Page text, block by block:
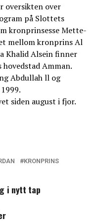
oversikten over
på Slottets
kronprinsesse Mette-
mellom kronprins Al
Khalid Alsein finner
Amman.
Abdullah ll og
siden august i fjor.
KRONPRINS
i nytt tap